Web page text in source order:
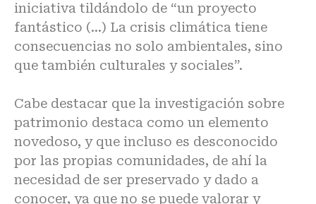
iniciativa tildándolo de “un proyecto
fantástico (…) La crisis climática tiene
consecuencias no solo ambientales, sino
que también culturales y sociales”.
Cabe destacar que la investigación sobre
patrimonio destaca como un elemento
novedoso, y que incluso es desconocido
por las propias comunidades, de ahí la
necesidad de ser preservado y dado a
conocer, ya que no se puede valorar y